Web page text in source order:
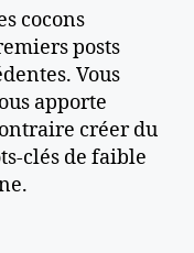
cocons
posts
Vous
apporte
créer du
clés de faible